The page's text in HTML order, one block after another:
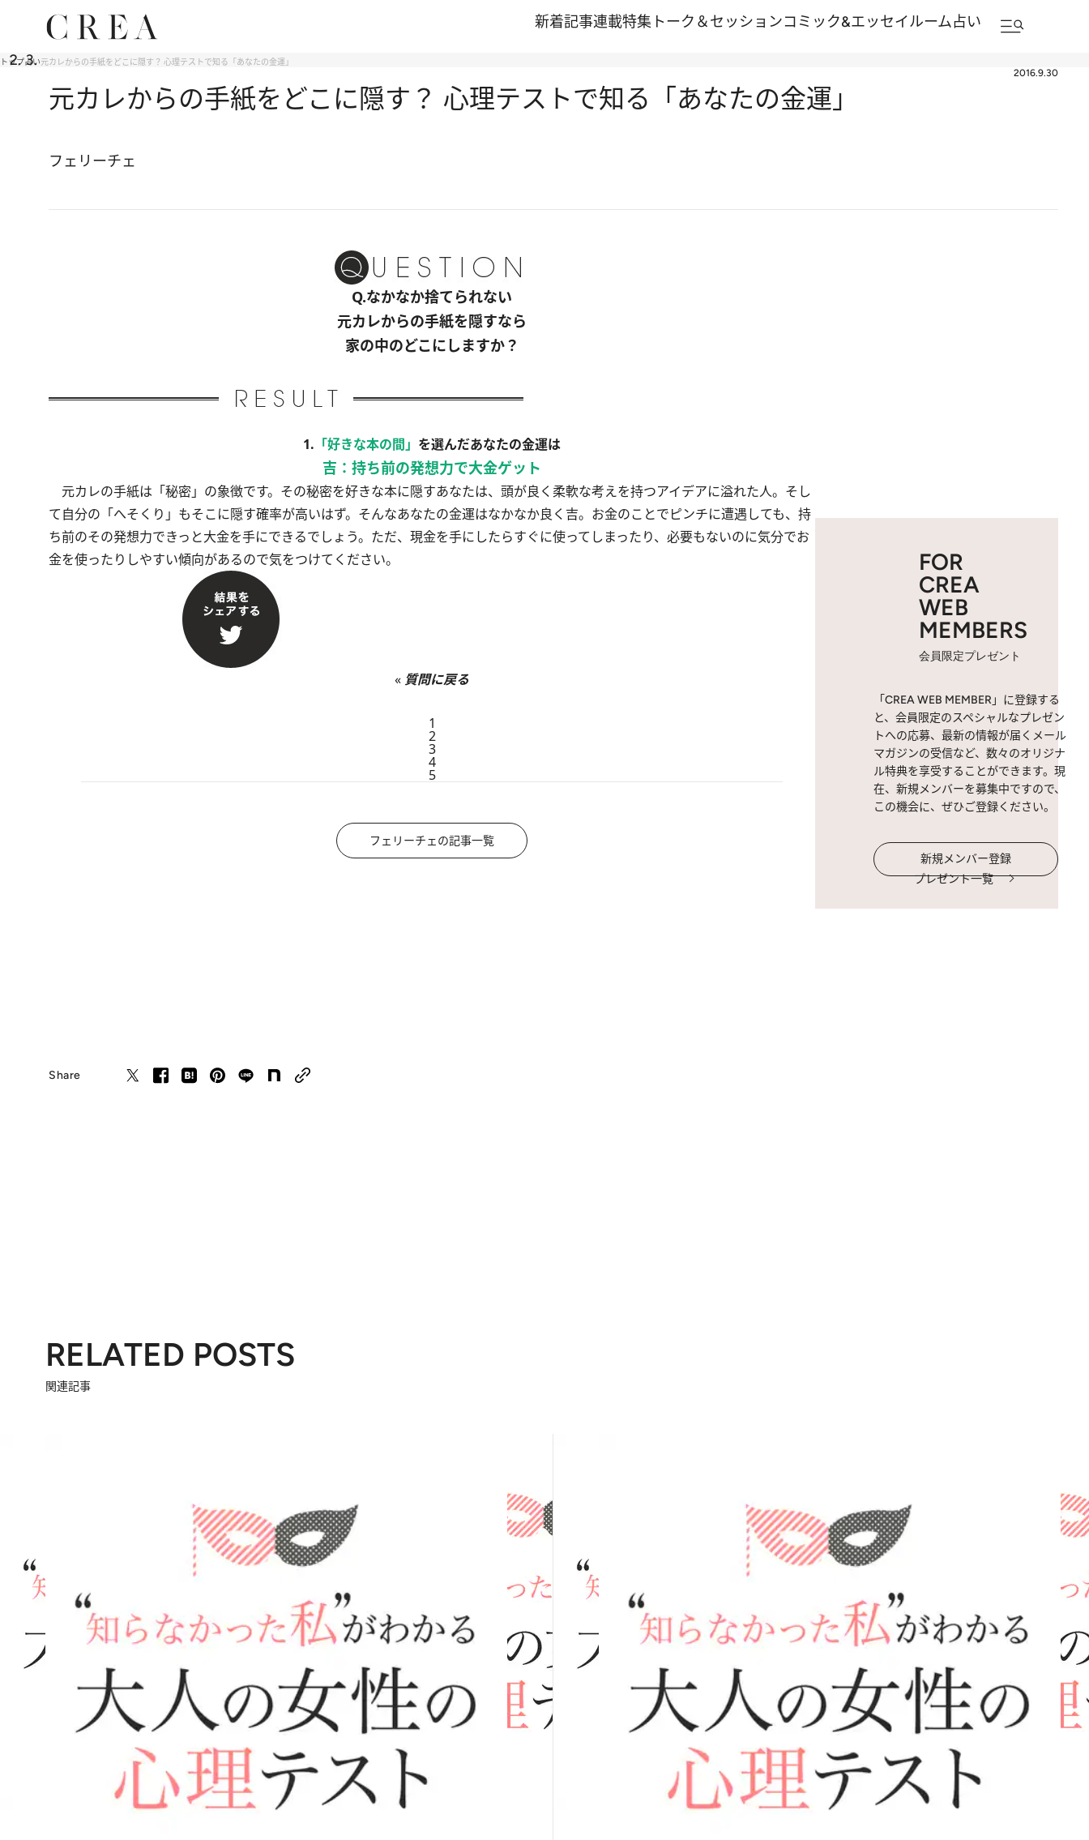
新着記事連載特集 トーク＆セッションコミック&エッセイルーム占い
トップ占い元カレからの手紙をどこに隠す？ 心理テストで知る「あなたの金運」
2016.9.30
元カレからの手紙をどこに隠す？ 心理テストで知る「あなたの金運」
フェリーチェ
Q.なかなか捨てられない
元カレからの手紙を隠すなら
家の中のどこにしますか？
1. 「好きな本の間」 を選んだあなたの金運は
吉：持ち前の発想力で大金ゲット
元カレの手紙は「秘密」の象徴です。その秘密を好きな本に隠すあなたは、頭が良く柔軟な考えを持つアイデアに溢れた人。そし
て自分の「へそくり」もそこに隠す確率が高いはず。そんなあなたの金運はなかなか良く吉。お金のことでピンチに遭遇しても、持
ち前のその発想力できっと大金を手にできるでしょう。ただ、現金を手にしたらすぐに使ってしまったり、必要もないのに気分でお
金を使ったりしやすい傾向があるので気をつけてください。
« 質問に戻る
1
2
3
4
5
フェリーチェの記事一覧
Share
FOR
CREA
WEB
MEMBERS
会員限定プレゼント
「CREA WEB MEMBER」に登録する
と、会員限定のスペシャルなプレゼン
トへの応募、最新の情報が届くメール
マガジンの受信など、数々のオリジナ
ル特典を享受することができます。現
在、新規メンバーを募集中ですので、
この機会に、ぜひご登録ください。
新規メンバー登録
プレゼント一覧
RELATED POSTS
関連記事